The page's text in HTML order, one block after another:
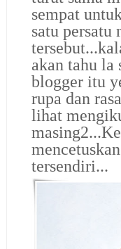
sempat
satu persatu
akan tahu la
blogger itu
rupa dan
lihat
tersendiri...